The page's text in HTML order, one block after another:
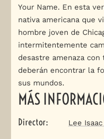
Your Name. En esta
nativa americana que
hombre joven de
intermitentemente
desastre amenaza
deberán encontrar la
sus mundos.
MÁS
Director: Lee